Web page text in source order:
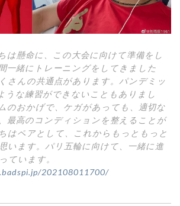
懸命に、この大会に向けて準備をし
一緒にトレーニングをしてきました
さんの共通点があります。パンデミッ
うな練習ができないこともありまし
のおかげで、ケガがあっても、適切な
最高のコンディションを整えることが
はペアとして、これからもっともっと
います。パリ五輪に向けて、一緒に進
ています。
202108011700/